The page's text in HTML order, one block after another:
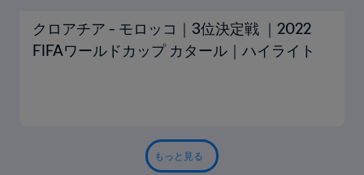
クロアチア - モロッコ｜3位決定戦 ｜2022
FIFAワールドカップ カタール｜ハイライト
もっと見る